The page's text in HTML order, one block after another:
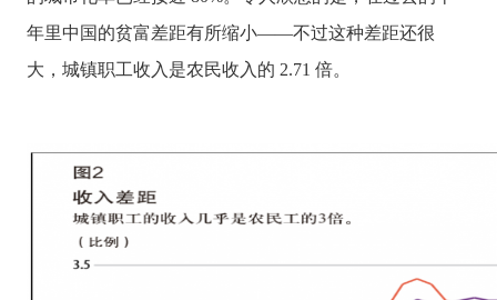
年里中国的贫富差距有所缩小——不过这种差距还很
大，城镇职工收入是农民收入的 2.71 倍。